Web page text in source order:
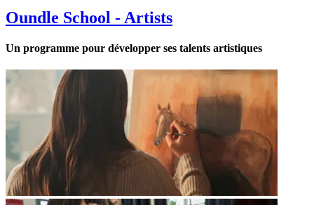
Oundle School - Artists
Un programme pour développer ses talents artistiques